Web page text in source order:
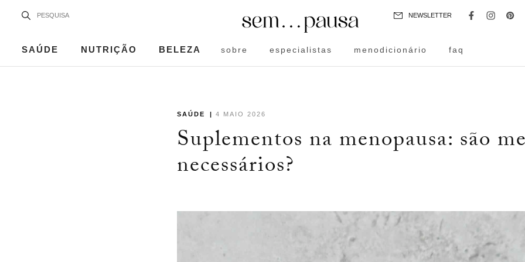
NEWSLETTER
SAÚDE NUTRIÇÃO BELEZA sobre especialistas menodicionário faq
SAÚDE | 4 MAIO 2026
Suplementos na menopausa: são
necessários?